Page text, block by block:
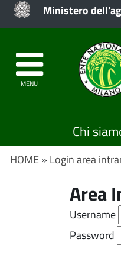
Ministero
MENU
Chi
HOME » Login area
Area
Username
Password